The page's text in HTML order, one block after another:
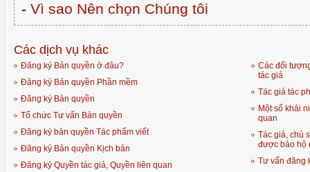
- Vì sao Nên chọn Chúng tôi
Các dịch vụ khác
Đăng ký Bản quyền ở đâu?
Đăng ký Bản quyền Phần mềm
Đăng ký Bản quyền
Tổ chức Tư vấn Bản quyền
Đăng ký bản quyền Tác phẩm viết
Đăng ký Bản quyền Kịch bản
Đăng ký Quyền tác giả, Quyền liên quan
Các đối
tác giả
Tác giả tác
Một số khái
quan
Tác giả, chủ
được bảo hộ
Tư vấn đăng